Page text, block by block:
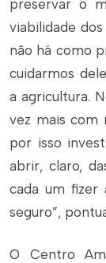
preservar o
viabilidade dos
não há como
cuidarmos
a agricultura.
vez mais com
por isso
abrir, claro,
cada um fizer
seguro”,
O Centro